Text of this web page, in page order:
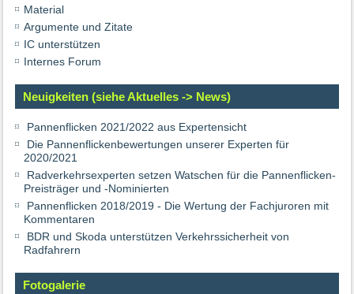
Material
Argumente und Zitate
IC unterstützen
Internes Forum
Neuigkeiten (siehe Aktuelles -> News)
Pannenflicken 2021/2022 aus Expertensicht
Die Pannenflickenbewertungen unserer Experten für
2020/2021
Radverkehrsexperten setzen Watschen für die Pannenflicken-
Preisträger und -Nominierten
Pannenflicken 2018/2019 - Die Wertung der Fachjuroren mit
Kommentaren
BDR und Skoda unterstützen Verkehrssicherheit von
Radfahrern
Fotogalerie